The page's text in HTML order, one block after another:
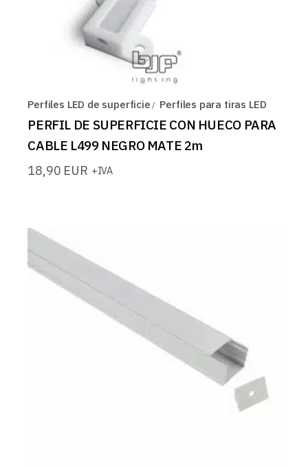
Perfiles LED de superficie Perfiles para tiras LED
PERFIL DE SUPERFICIE CON HUECO PARA
CABLE L499 NEGRO MATE 2m
18,90 EUR +IVA